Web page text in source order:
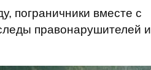
пограничники вместе с
правонарушителей и